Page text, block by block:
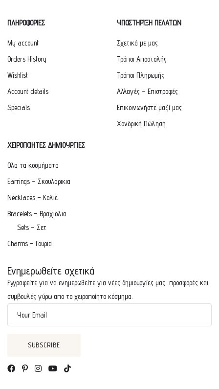
ΠΛΗΡΟΦΟΡΙΕΣ
My account
Orders History
Wishlist
Account details
Specials
ΥΠΟΣΤΗΡΙΞΗ ΠΕΛΑΤΩΝ
Σχετικά με μας
Τρόποι Αποστολής
Τρόποι Πληρωμής
Αλλαγές – Επιστροφές
Επικοινωνήστε μαζί μας
Χονδρική Πώληση
ΧΕΙΡΟΠΟΙΗΤΕΣ ΔΗΜΙΟΥΡΓΙΕΣ
Ολα τα κοσμήματα
Earrings – Σκουλαρικια
Necklaces – Κολιε
Bracelets – Βραχιολια
Sets – Σετ
Charms – Γουρια
Ενημερωθείτε σχετικά
Εγγραφείτε για να ενημερωθείτε για νέες δημιουργίες μας, προσφορές και
συμβουλές γύρω απο το χειροποίητο κόσμημα.
Your Email